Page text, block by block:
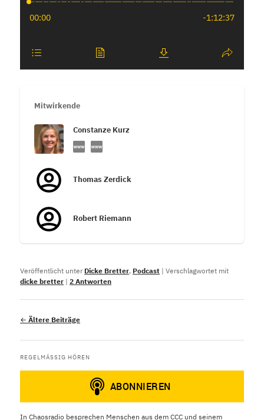
Mitwirkende
Constanze Kurz
Thomas Zerdick
Robert Riemann
Veröffentlicht unter Dicke Bretter, Podcast |Verschlagwortet mit
dicke bretter |2 Antworten
Beitragsnavigation
← Ältere Beiträge
REGELMÄSSIG HÖREN
In Chaosradio besprechen Menschen aus dem CCC und seinem